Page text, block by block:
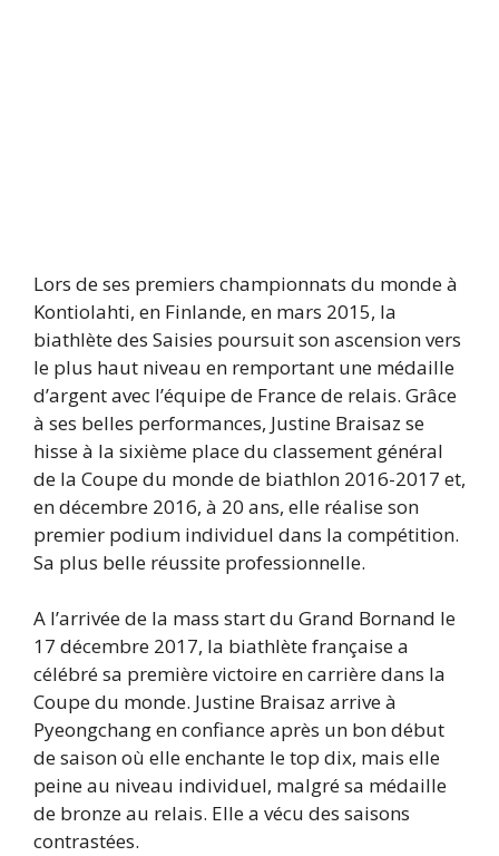
Lors de ses premiers championnats du monde à
Kontiolahti, en Finlande, en mars 2015, la
biathlète des Saisies poursuit son ascension vers
le plus haut niveau en remportant une médaille
d’argent avec l’équipe de France de relais. Grâce
à ses belles performances, Justine Braisaz se
hisse à la sixième place du classement général
de la Coupe du monde de biathlon 2016-2017 et,
en décembre 2016, à 20 ans, elle réalise son
premier podium individuel dans la compétition.
Sa plus belle réussite professionnelle.
A l’arrivée de la mass start du Grand Bornand le
17 décembre 2017, la biathlète française a
célébré sa première victoire en carrière dans la
Coupe du monde. Justine Braisaz arrive à
Pyeongchang en confiance après un bon début
de saison où elle enchante le top dix, mais elle
peine au niveau individuel, malgré sa médaille
de bronze au relais. Elle a vécu des saisons
contrastées.